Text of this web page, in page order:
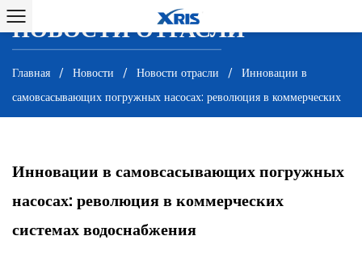
НОВОСТИ ОТРАСЛИ
Главная / Новости / Новости отрасли / Инновации в
самовсасывающих погружных насосах: революция в коммерческих
системах водоснабжения
Инновации в самовсасывающих погружных
насосах: революция в коммерческих
системах водоснабжения